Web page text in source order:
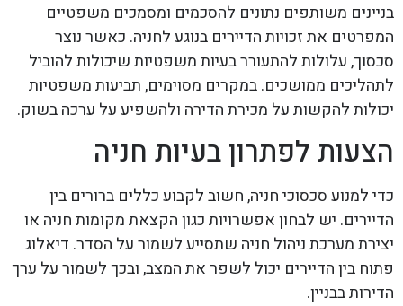
בניינים משותפים נתונים להסכמים ומסמכים משפטיים
המפרטים את זכויות הדיירים בנוגע לחניה. כאשר נוצר
סכסוך, עלולות להתעורר בעיות משפטיות שיכולות להוביל
לתהליכים ממושכים. במקרים מסוימים, תביעות משפטיות
יכולות להקשות על מכירת הדירה ולהשפיע על ערכה בשוק.
הצעות לפתרון בעיות חניה
כדי למנוע סכסוכי חניה, חשוב לקבוע כללים ברורים בין
הדיירים. יש לבחון אפשרויות כגון הקצאת מקומות חניה או
יצירת מערכת ניהול חניה שתסייע לשמור על הסדר. דיאלוג
פתוח בין הדיירים יכול לשפר את המצב, ובכך לשמור על ערך
הדירות בבניין.